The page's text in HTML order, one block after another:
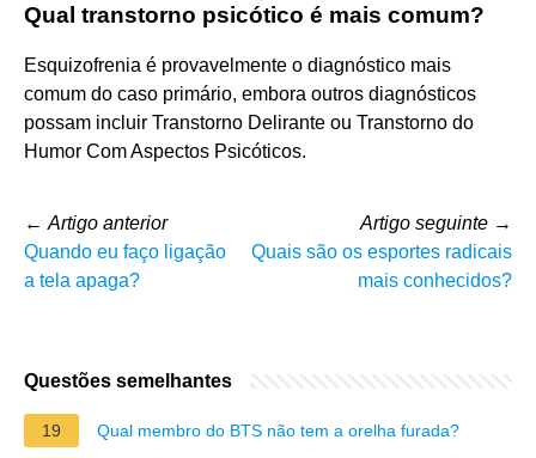
Qual transtorno psicótico é mais comum?
Esquizofrenia é provavelmente o diagnóstico mais
comum do caso primário, embora outros diagnósticos
possam incluir Transtorno Delirante ou Transtorno do
Humor Com Aspectos Psicóticos.
← Artigo anterior
Quando eu faço ligação
a tela apaga?
Artigo seguinte →
Quais são os esportes radicais
mais conhecidos?
Questões semelhantes
19 Qual membro do BTS não tem a orelha furada?